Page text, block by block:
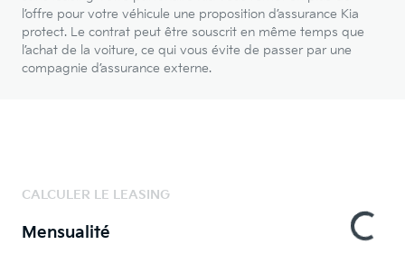
l’offre pour votre véhicule une proposition d’assurance Kia
protect. Le contrat peut être souscrit en même temps que
l’achat de la voiture, ce qui vous évite de passer par une
compagnie d’assurance externe.
CALCULER LE LEASING
Mensualité